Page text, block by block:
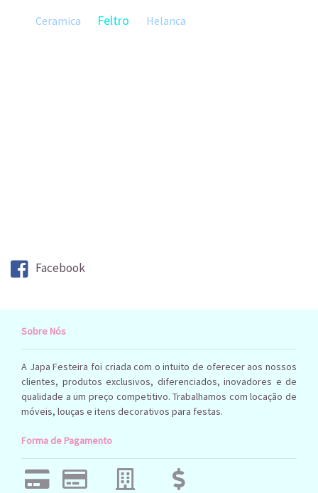
Ceramica Feltro Helanca
Facebook
Sobre Nós
A Japa Festeira foi criada com o intuito de oferecer aos nossos
clientes, produtos exclusivos, diferenciados, inovadores e de
qualidade a um preço competitivo. Trabalhamos com locação de
móveis, louças e itens decorativos para festas.
Forma de Pagamento